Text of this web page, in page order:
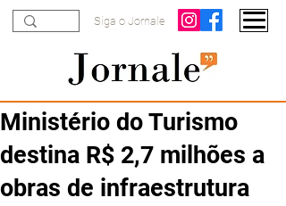
Siga o Jornale
Ministério do Turismo
destina R$ 2,7 milhões a
obras de infraestrutura